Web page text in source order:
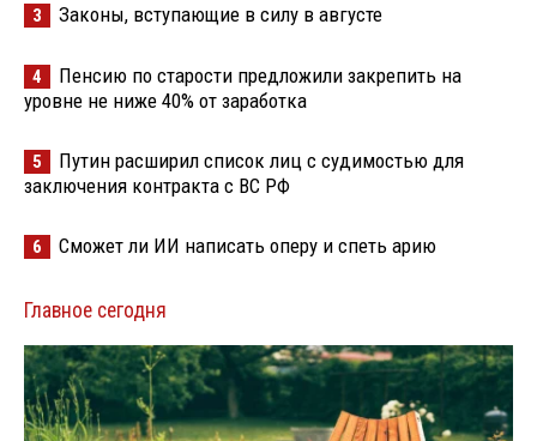
3 Законы, вступающие в силу в августе
4
Пенсию по старости предложили закрепить на
уровне не ниже 40% от заработка
5
Путин расширил список лиц с судимостью для
заключения контракта с ВС РФ
6 Сможет ли ИИ написать оперу и спеть арию
Главное сегодня